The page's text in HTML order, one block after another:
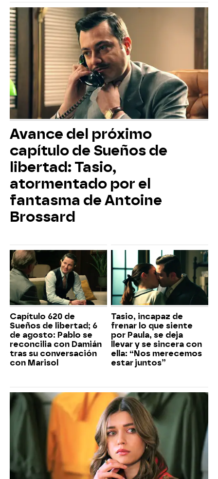
Avance del próximo
capítulo de Sueños de
libertad: Tasio,
atormentado por el
fantasma de Antoine
Brossard
Capítulo 620 de
Sueños de libertad; 6
de agosto: Pablo se
reconcilia con Damián
tras su conversación
con Marisol
Tasio, incapaz de
frenar lo que siente
por Paula, se deja
llevar y se sincera con
ella: “Nos merecemos
estar juntos”